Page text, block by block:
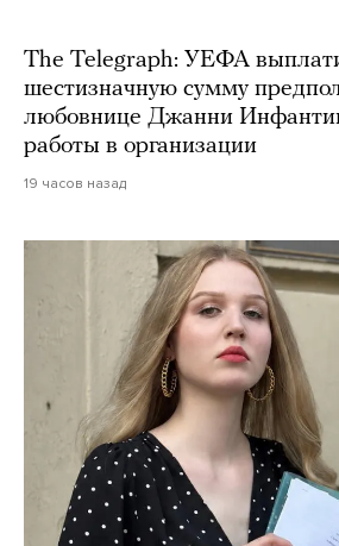
The Telegraph: УЕФА
шестизначную сумму
любовнице Джанни
работы в организации
19 часов назад